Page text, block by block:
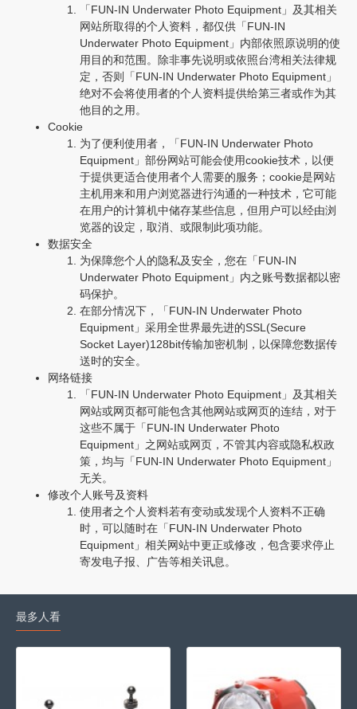
「FUN-IN Underwater Photo Equipment」及其相关
网站所取得的个人资料，都仅供「FUN-IN
Underwater Photo Equipment」内部依照原说明的使
用目的和范围。除非事先说明或依照台湾相关法律规
定，否则「FUN-IN Underwater Photo Equipment」
绝对不会将使用者的个人资料提供给第三者或作为其
他目的之用。
Cookie
为了便利使用者，「FUN-IN Underwater Photo
Equipment」部份网站可能会使用cookie技术，以便
于提供更适合使用者个人需要的服务；cookie是网站
主机用来和用户浏览器进行沟通的一种技术，它可能
在用户的计算机中储存某些信息，但用户可以经由浏
览器的设定，取消、或限制此项功能。
数据安全
为保障您个人的隐私及安全，您在「FUN-IN
Underwater Photo Equipment」内之账号数据都以密
码保护。
在部分情况下，「FUN-IN Underwater Photo
Equipment」采用全世界最先进的SSL(Secure
Socket Layer)128bit传输加密机制，以保障您数据传
送时的安全。
网络链接
「FUN-IN Underwater Photo Equipment」及其相关
网站或网页都可能包含其他网站或网页的连结，对于
这些不属于「FUN-IN Underwater Photo
Equipment」之网站或网页，不管其内容或隐私权政
策，均与「FUN-IN Underwater Photo Equipment」
无关。
修改个人账号及资料
使用者之个人资料若有变动或发现个人资料不正确
时，可以随时在「FUN-IN Underwater Photo
Equipment」相关网站中更正或修改，包含要求停止
寄发电子报、广告等相关讯息。
最多人看